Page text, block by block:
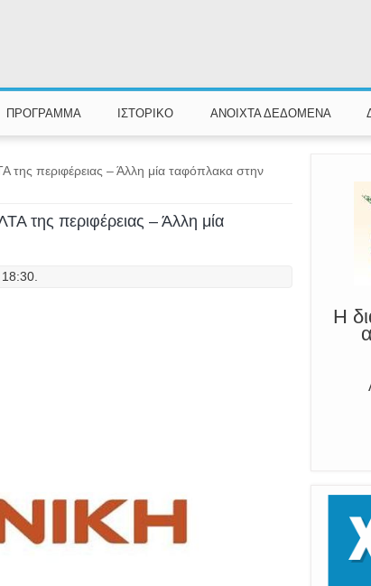
ΠΡΟΓΡΑΜΜΑ ΙΣΤΟΡΙΚΟ ΑΝΟΙΧΤΑ ΔΕΔΟΜΕΝΑ
περιφέρειας – Άλλη μία ταφόπλακα στην
της περιφέρειας – Άλλη μία
Η